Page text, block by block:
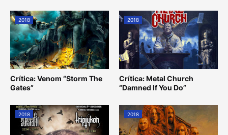
2018
Crítica: Venom “Storm The
Gates”
2018
Crítica: Metal Church
“Damned If You Do”
2018 2018